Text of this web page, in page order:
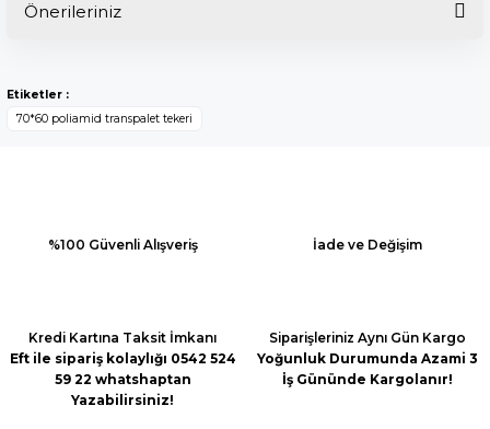
Önerileriniz
kullanarak tarafımıza iletebilirsiniz.
Görüş ve önerileriniz için teşekkür ederiz.
Ürün bilgilerinde hatalar bulunuyor.
Etiketler :
70*60 poliamid transpalet tekeri
%100 Güvenli Alışveriş İade ve Değişim
Kredi Kartına Taksit İmkanı
Eft ile sipariş kolaylığı 0542 524
59 22 whatshaptan
Yazabilirsiniz!
Siparişleriniz Aynı Gün Kargo
Yoğunluk Durumunda Azami 3
İş Gününde Kargolanır!